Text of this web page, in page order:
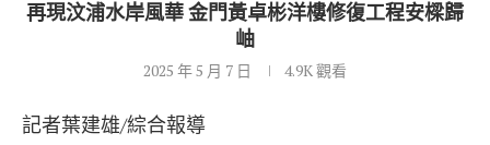
再現汶浦水岸風華 金門黃卓彬洋樓修復工程安樑歸
岫
2025 年 5 月 7 日 4.9K觀看
記者葉建雄/綜合報導